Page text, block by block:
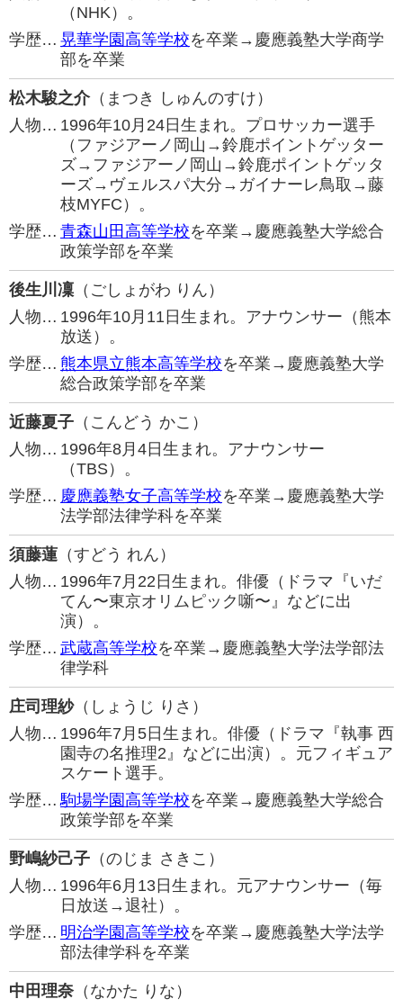
（NHK）。
学歴… 晃華学園高等学校を卒業→慶應義塾大学商学
部を卒業
松木駿之介（まつき しゅんのすけ）
人物… 1996年10月24日生まれ。プロサッカー選手
（ファジアーノ岡山→鈴鹿ポイントゲッター
ズ→ファジアーノ岡山→鈴鹿ポイントゲッタ
ーズ→ヴェルスパ大分→ガイナーレ鳥取→藤
枝MYFC）。
学歴… 青森山田高等学校を卒業→慶應義塾大学総合
政策学部を卒業
後生川凜 （ごしょがわ りん）
人物… 1996年10月11日生まれ。アナウンサー（熊本
放送）。
学歴… 熊本県立熊本高等学校を卒業→慶應義塾大学
総合政策学部を卒業
近藤夏子 （こんどう かこ）
人物… 1996年8月4日生まれ。アナウンサー
（TBS）。
学歴… 慶應義塾女子高等学校を卒業→慶應義塾大学
法学部法律学科を卒業
須藤蓮 （すどう れん）
人物… 1996年7月22日生まれ。俳優（ドラマ『いだ
てん〜東京オリムピック噺〜』などに出
演）。
学歴… 武蔵高等学校を卒業→慶應義塾大学法学部法
律学科
庄司理紗（しょうじ りさ）
人物… 1996年7月5日生まれ。俳優（ドラマ『執事 西
園寺の名推理2』などに出演）。元フィギュア
スケート選手。
学歴… 駒場学園高等学校を卒業→慶應義塾大学総合
政策学部を卒業
野嶋紗己子 （のじま さきこ）
人物… 1996年6月13日生まれ。元アナウンサー（毎
日放送→退社）。
学歴… 明治学園高等学校を卒業→慶應義塾大学法学
部法律学科を卒業
中田理奈 （なかた りな）